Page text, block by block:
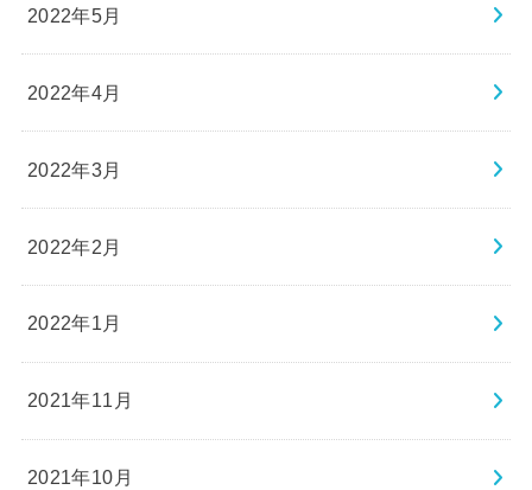
2022年5月
2022年4月
2022年3月
2022年2月
2022年1月
2021年11月
2021年10月